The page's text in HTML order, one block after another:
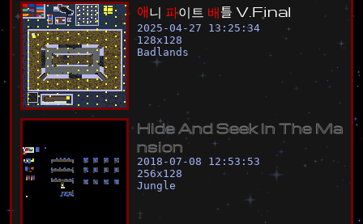
애니 파이 트 배틀 V Final
2025-04-27 13:25:34
128x128
Badlands
Hide And Seek In The Ma
nsion
2018-07-08 12:53:53
256x128
Jungle